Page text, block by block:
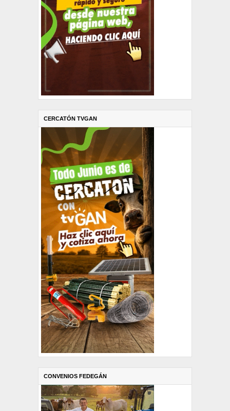
CERCATÓN TVGAN
CONVENIOS FEDEGÁN